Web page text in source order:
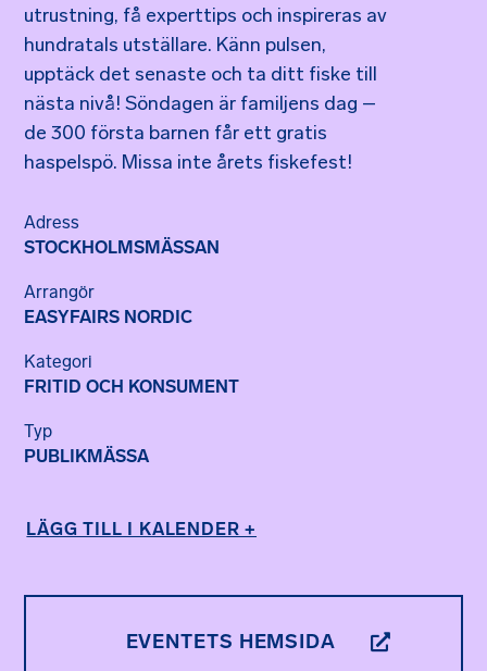
utrustning, få experttips och inspireras av
hundratals utställare. Känn pulsen,
upptäck det senaste och ta ditt fiske till
nästa nivå! Söndagen är familjens dag –
de 300 första barnen får ett gratis
haspelspö. Missa inte årets fiskefest!
Adress
STOCKHOLMSMÄSSAN
Arrangör
EASYFAIRS NORDIC
Kategori
FRITID OCH KONSUMENT
Typ
PUBLIKMÄSSA
LÄGG TILL I KALENDER +
EVENTETS HEMSIDA